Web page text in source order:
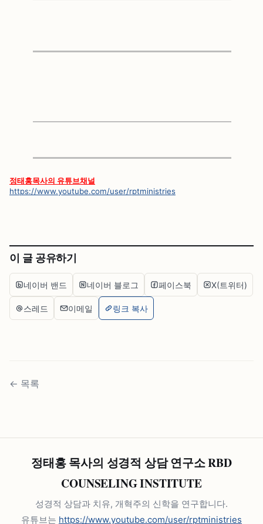
정태홍목사의 유튜브채널
https://www.youtube.com/user/rptministries
이 글 공유하기
네이버 밴드 네이버 블로그 페이스북 X(트위터)
스레드 이메일 링크 복사
← 목록
정태홍 목사의 성경적 상담 연구소 RBD
COUNSELING INSTITUTE
성경적 상담과 치유, 개혁주의 신학을 연구합니다.
유튜브는 https://www.youtube.com/user/rptministries